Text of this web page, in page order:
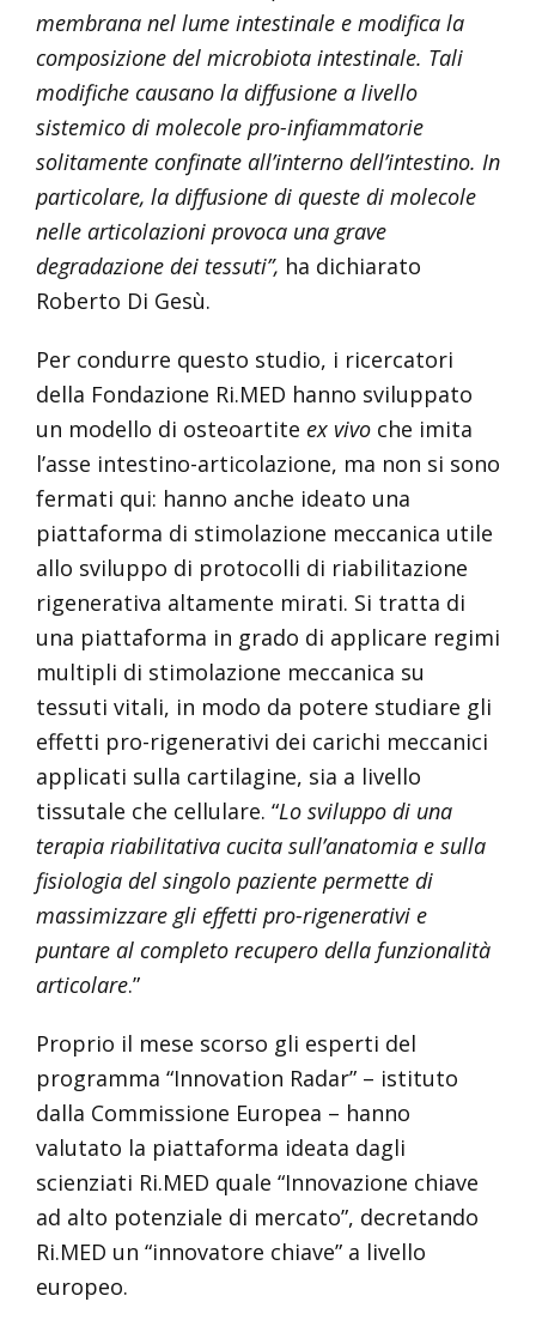
membrana nel lume intestinale e modifica la
composizione del microbiota intestinale. Tali
modifiche causano la diffusione a livello
sistemico di molecole pro-infiammatorie
solitamente confinate all’interno dell’intestino. In
particolare, la diffusione di queste di molecole
nelle articolazioni provoca una grave
degradazione dei tessuti”, ha dichiarato
Roberto Di Gesù.
Per condurre questo studio, i ricercatori
della Fondazione Ri.MED hanno sviluppato
un modello di osteoartite ex vivoche imita
l’asse intestino-articolazione, ma non si sono
fermati qui: hanno anche ideato una
piattaforma di stimolazione meccanica utile
allo sviluppo di protocolli di riabilitazione
rigenerativa altamente mirati. Si tratta di
una piattaforma in grado di applicare regimi
multipli di stimolazione meccanica su
tessuti vitali, in modo da potere studiare gli
effetti pro-rigenerativi dei carichi meccanici
applicati sulla cartilagine, sia a livello
tissutale che cellulare. “Lo sviluppo di una
terapia riabilitativa cucita sull’anatomia e sulla
fisiologia del singolo paziente permette di
massimizzare gli effetti pro-rigenerativi e
puntare al completo recupero della funzionalità
articolare.”
Proprio il mese scorso gli esperti del
programma “Innovation Radar” – istituto
dalla Commissione Europea – hanno
valutato la piattaforma ideata dagli
scienziati Ri.MED quale “Innovazione chiave
ad alto potenziale di mercato”, decretando
Ri.MED un “innovatore chiave” a livello
europeo.